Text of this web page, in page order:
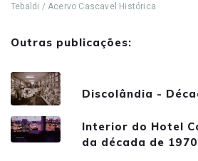
Tebaldi / Acervo Cascavel Histórica
Outras publicações:
Discolândia -
Interior do Hotel
da década de 1970